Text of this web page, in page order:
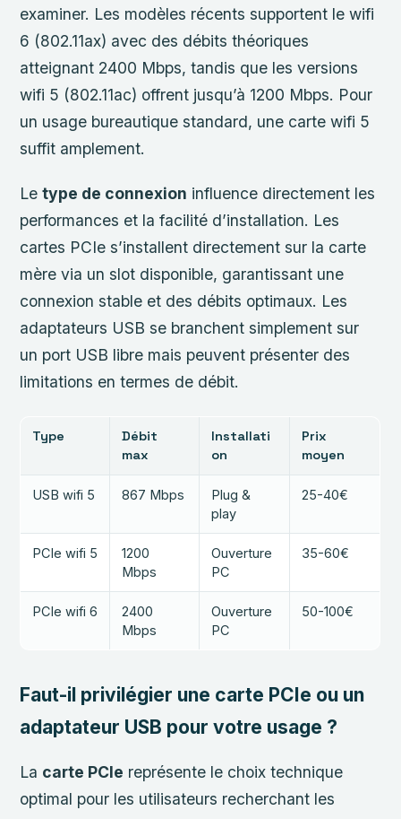
examiner. Les modèles récents supportent le wifi
6 (802.11ax) avec des débits théoriques
atteignant 2400 Mbps, tandis que les versions
wifi 5 (802.11ac) offrent jusqu’à 1200 Mbps. Pour
un usage bureautique standard, une carte wifi 5
suffit amplement.
Letype de connexion influence directement les
performances et la facilité d’installation. Les
cartes PCIe s’installent directement sur la carte
mère via un slot disponible, garantissant une
connexion stable et des débits optimaux. Les
adaptateurs USB se branchent simplement sur
un port USB libre mais peuvent présenter des
limitations en termes de débit.
Type
Débit
max
Installati
on
Prix
moyen
USB wifi 5 867 Mbps
Plug &
play
25-40€
PCIe wifi 5
1200
Mbps
Ouverture
PC
35-60€
PCIe wifi 6
2400
Mbps
Ouverture
PC
50-100€
Faut-il privilégier une carte PCIe ou un
adaptateur USB pour votre usage ?
La carte PCIe représente le choix technique
optimal pour les utilisateurs recherchant les